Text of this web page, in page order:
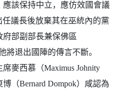
該保持中立，應仿效國會議
任議長後放棄其在巫統內的黨
部副部長兼保佛區
將退出國陣的傳言不斷。
席麥西慕（Maximus Johnity
博（Bernard Dompok）咸認為